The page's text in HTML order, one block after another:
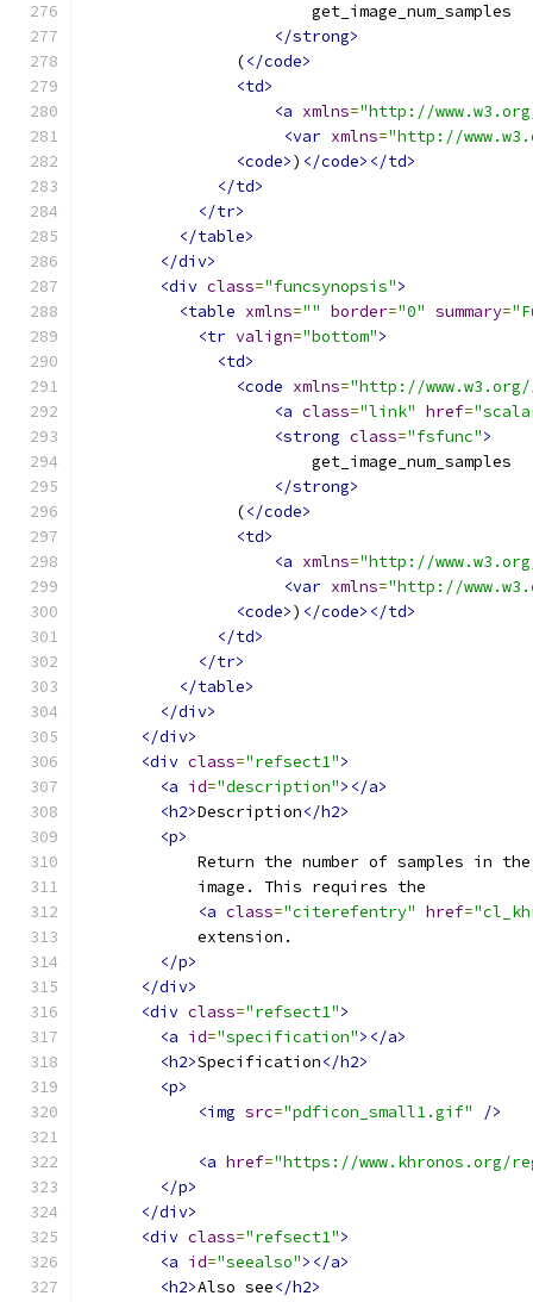
                        get_image_num_samples
</strong>
                (
</code>
<td>
<a xmlns="http://
<var xmlns="http://
<code>) </code></td>
</td>
</tr>
</table>
</div>
<div class="funcsynopsis">
<table xmlns="" border="0" summary=
<tr valign="bottom">
<td>
<code xmlns="http://www.w3.org/
<a class="link" href=
<strong class="fsfunc">
                        get_image_num_samples
</strong>
                (
</code>
<td>
<a xmlns="http://
<var xmlns="http://
<code>) </code></td>
</td>
</tr>
</table>
</div>
</div>
<div class="refsect1">
<a id="description"></a>
<h2>Description</h2>
<p>
Return the number of samples in
            image. This requires the
<a class="citerefentry" href=
            extension.
</p>
</div>
<div class="refsect1">
<a id="specification"></a>
<h2>Specification</h2>
<p>
<img src="pdficon_small1.gif" />
<a href="https://www.khronos.org/
</p>
</div>
<div class="refsect1">
<a id="seealso"></a>
<h2>Also see</h2>